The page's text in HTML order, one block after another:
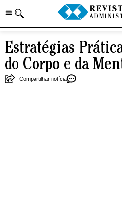
Estratégias
do Corpo e da
Compartilhar notícia